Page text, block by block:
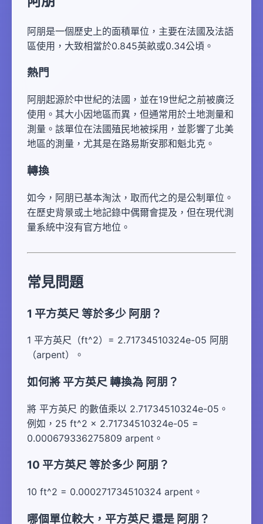
阿朋是一個歷史上的面積單位，主要在法國及法語
區使用，大致相當於0.845英畝或0.34公頃。
熱門
阿朋起源於中世紀的法國，並在19世紀之前被廣泛
使用。其大小因地區而異，但通常用於土地測量和
測量。該單位在法國殖民地被採用，並影響了北美
地區的測量，尤其是在路易斯安那和魁北克。
轉換
如今，阿朋已基本淘汰，取而代之的是公制單位。
在歷史背景或土地記錄中偶爾會提及，但在現代測
量系統中沒有官方地位。
常見問題
1 平方英尺 等於多少 阿朋？
1 平方英尺（ft^2）= 2.71734510324e-05 阿朋
（arpent）。
如何將 平方英尺 轉換為 阿朋？
將 平方英尺 的數值乘以 2.71734510324e-05。
例如，25 ft^2 × 2.71734510324e-05 =
0.000679336275809 arpent。
10 平方英尺 等於多少 阿朋？
10 ft^2 = 0.000271734510324 arpent。
哪個單位較大，平方英尺 還是 阿朋？